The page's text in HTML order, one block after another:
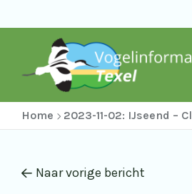
Home 2023-11-02: IJseend –
Naar vorige bericht